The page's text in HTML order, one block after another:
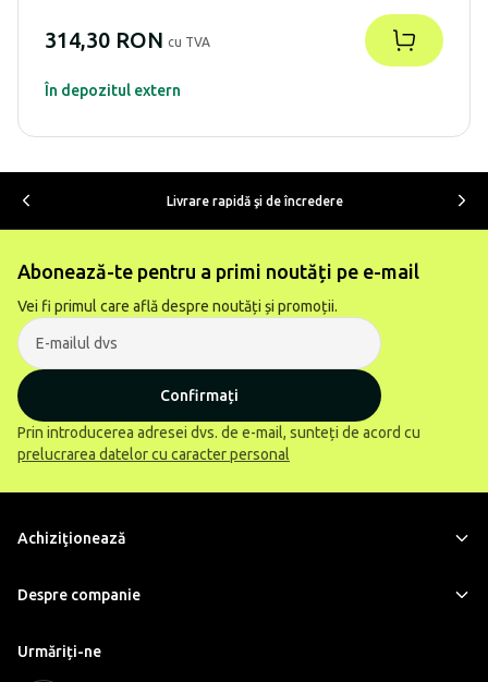
314,30 RON cu TVA
În depozitul extern
Livrare rapidă şi de încredere
Abonează-te pentru a primi noutăți pe e-mail
Vei fi primul care află despre noutăți și promoții.
Confirmați
Prin introducerea adresei dvs. de e-mail, sunteți de acord cu
prelucrarea datelor cu caracter personal
Achiziţionează
Despre companie
Urmăriți-ne